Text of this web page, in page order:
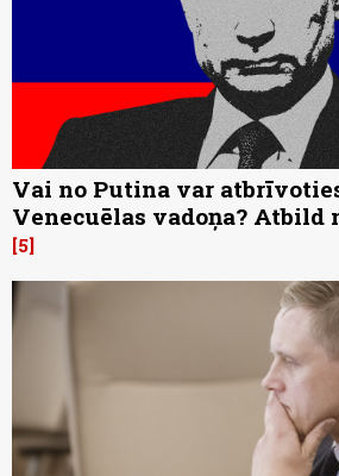
Vai no Putina var
Venecuēlas vadoņa? Atbild
5